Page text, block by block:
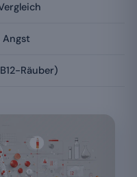
Angst
Räuber)